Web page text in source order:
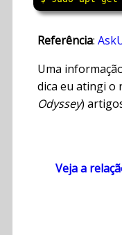
Referência:
Uma
dica eu atingi o
Odyssey)
Veja a